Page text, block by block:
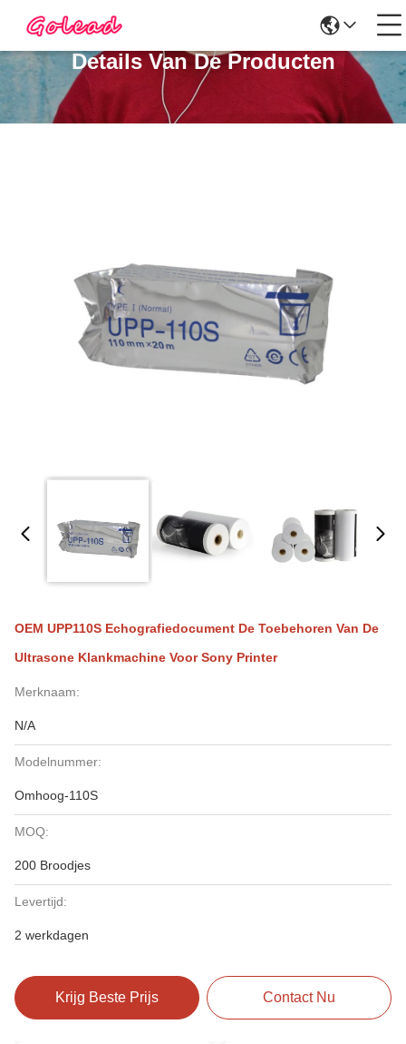
Details Van De Producten
OEM UPP110S Echografiedocument De Toebehoren Van De
Ultrasone Klankmachine Voor Sony Printer
Merknaam:
N/A
Modelnummer:
Omhoog-110S
MOQ:
200 Broodjes
Levertijd:
2 werkdagen
Krijg Beste Prijs Contact Nu